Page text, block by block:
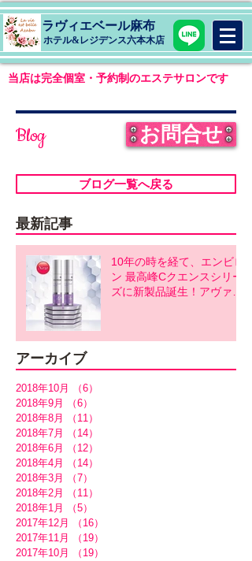
ラヴィエベール麻布
​ホテル&レジデンス六本木店
当店は完全個室・予約制のエステサロンです
Blog お問合せ
ブログ一覧へ戻る
最新記事
10年の時を経て、エンビロ
ン 最高峰Cクエンスシリー
ズに新製品誕生！アヴァン
アーカイブ
2018年10月 （6）
2018年9月
（6）
2018年8月
（11）
2018年7月
（14）
2018年6月
（12）
2018年4月
（14）
2018年3月
（7）
2018年2月
（11）
2018年1月
（5）
2017年12月
（16）
2017年11月
（19）
2017年10月
（19）